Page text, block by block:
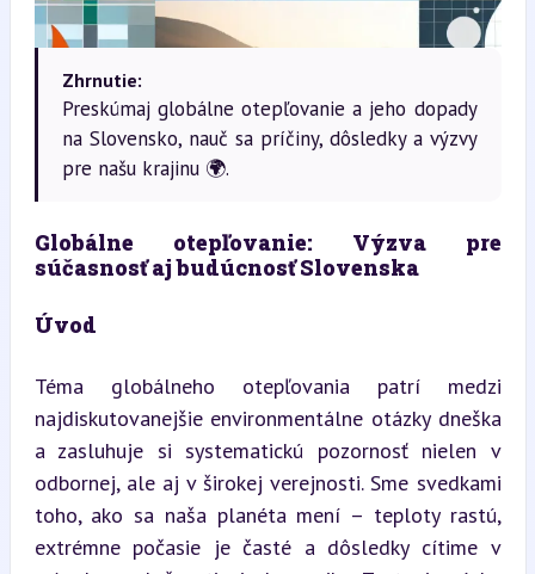
Zhrnutie:
Preskúmaj globálne otepľovanie a jeho dopady
na Slovensko, nauč sa príčiny, dôsledky a výzvy
pre našu krajinu 🌍.
Globálne otepľovanie: Výzva pre
súčasnosť aj budúcnosť Slovenska
Úvod
Téma globálneho otepľovania patrí medzi
najdiskutovanejšie environmentálne otázky dneška
a zasluhuje si systematickú pozornosť nielen v
odbornej, ale aj v širokej verejnosti. Sme svedkami
toho, ako sa naša planéta mení – teploty rastú,
extrémne počasie je časté a dôsledky cítime v